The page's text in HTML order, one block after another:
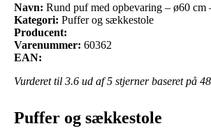
Navn: Rund puf med opbevaring – ø60
Kategori: Puffer og sækkestole
Producent:
Varenummer: 60362
EAN:
Vurderet til 3.6 ud af 5 stjerner baseret på 48
Puffer og sækkestole